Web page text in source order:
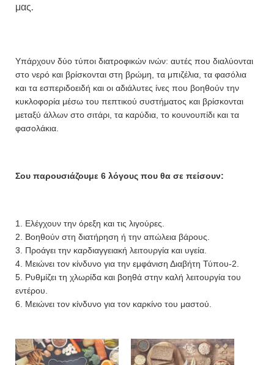
μας.
Υπάρχουν δύο τύποι διατροφικών ινών: αυτές που διαλύονται
στο νερό και βρίσκονται στη βρώμη, τα μπιζέλια, τα φασόλια
και τα εσπεριδοειδή και οι αδιάλυτες ίνες που βοηθούν την
κυκλοφορία μέσω του πεπτικού συστήματος και βρίσκονται
μεταξύ άλλων στο σιτάρι, τα καρύδια, το κουνουπίδι και τα
φασολάκια.
Σου παρουσιάζουμε 6 λόγους που θα σε πείσουν:
1. Ελέγχουν την όρεξη και τις λιγούρες.
2. Βοηθούν στη διατήρηση ή την απώλεια βάρους.
3. Προάγει την καρδιαγγειακή λειτουργία και υγεία.
4. Μειώνει τον κίνδυνο για την εμφάνιση Διαβήτη Τύπου-2.
5. Ρυθμίζει τη χλωρίδα και βοηθά στην καλή λειτουργία του
εντέρου.
6. Μειώνει τον κίνδυνο για τον καρκίνο του μαστού.